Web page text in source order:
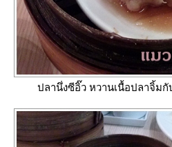
ปลานึ่งซีอิ๊ว หวานเนื้อปลาจิ้ม